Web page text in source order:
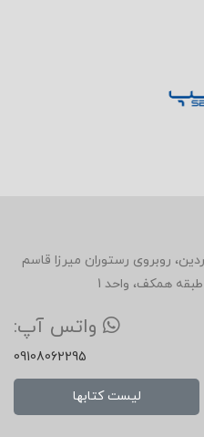
ابتدای خیابان 12 فروردین، روبروی رستوران میرزا قاسم
همکف، واحد 1
واتس آپ:
09108062295
لیست کتابها